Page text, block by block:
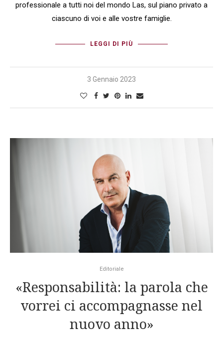
professionale a tutti noi del mondo Las, sul piano privato a
ciascuno di voi e alle vostre famiglie.
LEGGI DI PIÙ
3 Gennaio 2023
Editoriale
«Responsabilità: la parola che
vorrei ci accompagnasse nel
nuovo anno»